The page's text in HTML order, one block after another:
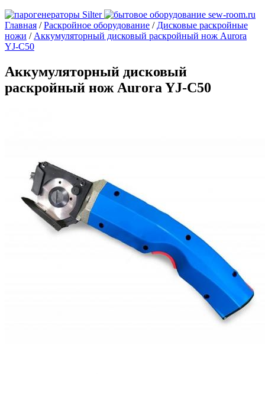
Главная /Раскройное оборудование / Дисковые раскройные
ножи / Аккумуляторный дисковый раскройный нож Aurora
YJ-C50
Аккумуляторный дисковый
раскройный нож Aurora YJ-C50